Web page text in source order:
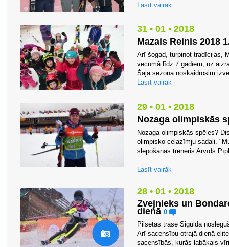
Lasīt vairāk
31 • 01 • 2018
Mazais Reinis 2018
Arī šogad, turpinot tradīcijas,
vecumā līdz 7 gadiem, uz
Šajā sezonā noskaidrosim
Lasīt vairāk
29 • 01 • 2018
Nozaga olimpiskās
Nozaga olimpiskās spēles?
olimpisko ceļazīmju sadali.
slēpošanas treneris Arvīds
Lasīt vairāk
28 • 01 • 2018
Zvejnieks un
dienā 0
Pilsētas trasē Siguldā
Arī sacensību otrajā dienā
sacensībās, kurās labākais